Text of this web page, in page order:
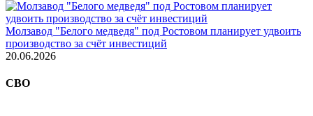
Молзавод "Белого медведя" под Ростовом планирует удвоить
производство за счёт инвестиций
20.06.2026
СВО